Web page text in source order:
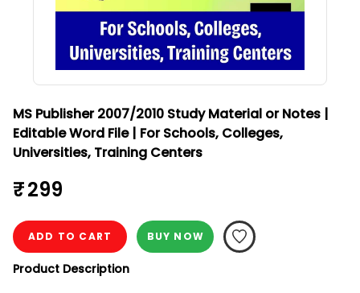
MS Publisher 2007/2010 Study Material or Notes |
Editable Word File | For Schools, Colleges,
Universities, Training Centers
₹ 299
ADD TO CART BUY NOW
Product Description